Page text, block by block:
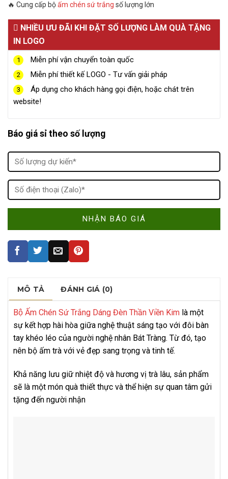
🔥 Cung cấp bộấm chén sứ trắng số lượng lớn
NHIỀU ƯU ĐÃI KHI ĐẶT SỐ LƯỢNG LÀM QUÀ TẶNG
IN LOGO
1 Miễn phí vận chuyển toàn quốc
2 Miễn phí thiết kế LOGO - Tư vấn giải pháp
3
Áp dụng cho khách hàng gọi điện, hoặc chát trên
website!
Báo giá sỉ theo số lượng
MÔ TẢ ĐÁNH GIÁ (0)
Bộ Ấm Chén Sứ Trắng Dáng Đèn Thần Viền Kim là một
sự kết hợp hài hòa giữa nghệ thuật sáng tạo với đôi bàn
tay khéo léo của người nghệ nhân Bát Tràng. Từ đó, tạo
nên bộ ấm trà với vẻ đẹp sang trọng và tinh tế.
Khả năng lưu giữ nhiệt độ và hương vị trà lâu, sản phẩm
sẽ là một món quà thiết thực và thể hiện sự quan tâm gửi
tặng đến người nhận